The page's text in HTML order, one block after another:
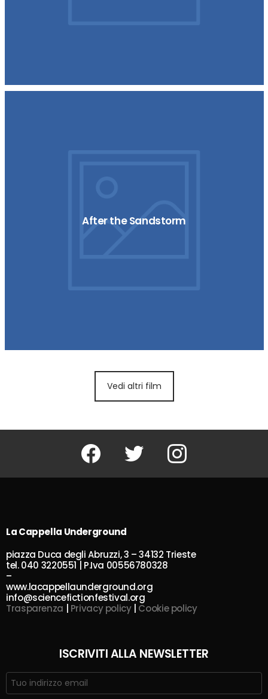
After the Sandstorm
Vedi altri film
Facebook Twitter Instagram
La Cappella Underground
piazza Duca degli Abruzzi, 3 – 34132 Trieste
tel. 040 3220551 | P.Iva 00556780328
–
www.lacappellaunderground.org
info@sciencefictionfestival.org
Trasparenza | Privacy policy| Cookie policy
ISCRIVITI ALLA NEWSLETTER